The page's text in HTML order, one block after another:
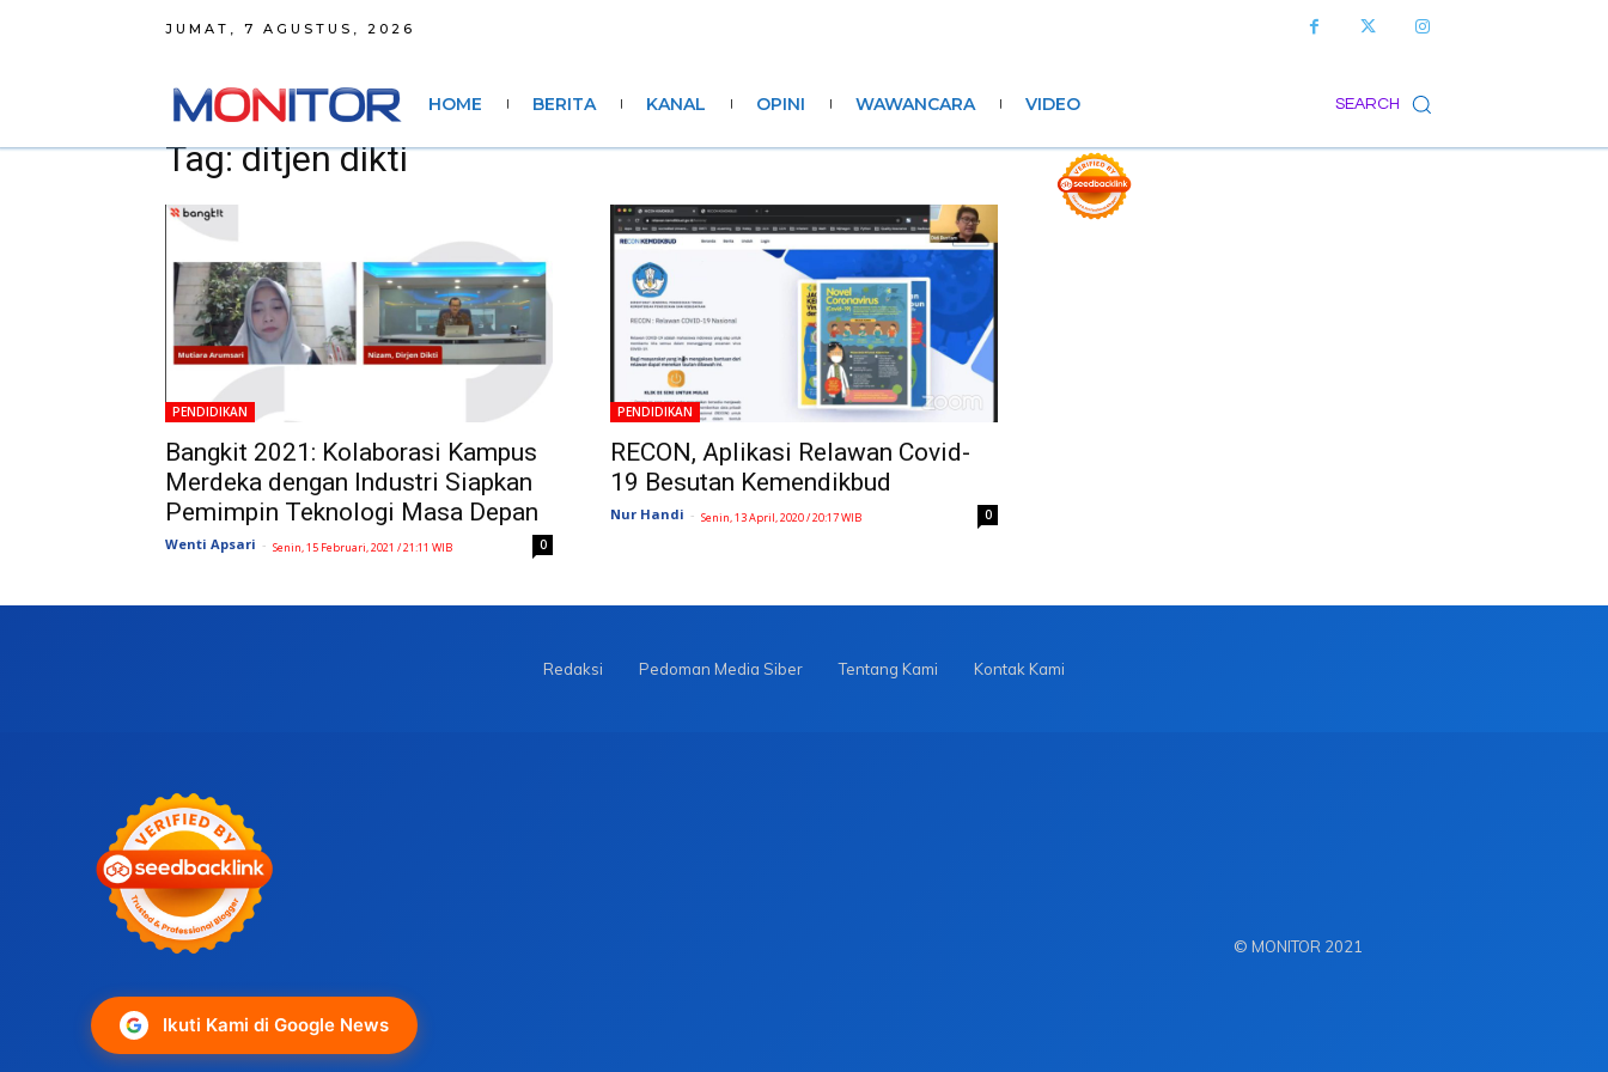
JUMAT, 7 AGUSTUS, 2026
SEARCH
HOME BERITA KANAL OPINI WAWANCARA VIDEO
Tag: ditjen dikti
PENDIDIKAN
Bangkit 2021: Kolaborasi Kampus
Merdeka dengan Industri Siapkan
Pemimpin Teknologi Masa Depan
Wenti Apsari - Senin, 15 Februari, 2021 / 21:11 WIB 0
PENDIDIKAN
RECON, Aplikasi Relawan Covid-
19 Besutan Kemendikbud
Nur Handi - Senin, 13 April, 2020 / 20:17 WIB 0
Redaksi Pedoman Media Siber Tentang Kami Kontak Kami
Ikuti Kami di Google News
© MONITOR 2021